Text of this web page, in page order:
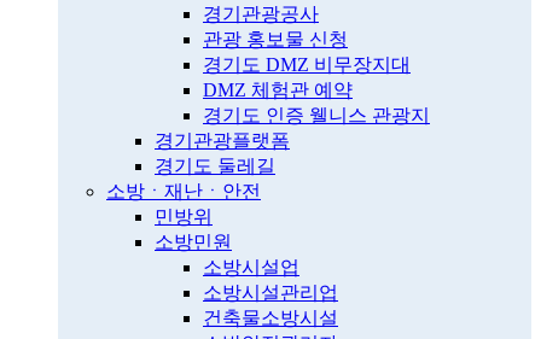
경기관광공사
관광 홍보물 신청
경기도 DMZ 비무장지대
DMZ 체험관 예약
경기도 인증 웰니스 관광지
경기관광플랫폼
경기도 둘레길
소방ㆍ재난ㆍ안전
민방위
소방민원
소방시설업
소방시설관리업
건축물소방시설